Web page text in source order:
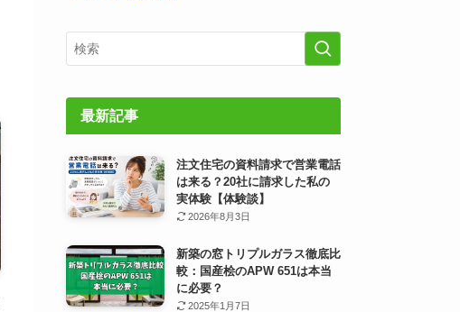
最新記事
注文住宅の資料請求で営業電話
は来る？20社に請求した私の
実体験【体験談】
2026年8月3日
新築の窓トリプルガラス徹底比
較：国産桧のAPW 651は本当
に必要？
2025年1月7日